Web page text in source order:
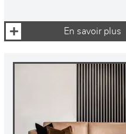
En savoir plus